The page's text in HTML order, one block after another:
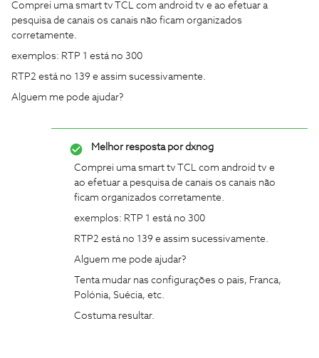
Comprei uma smart tv TCL com android tv e ao efetuar a
pesquisa de canais os canais não ficam organizados
corretamente.
exemplos: RTP 1 está no 300
RTP2 está no 139 e assim sucessivamente.
Alguem me pode ajudar?
Melhor resposta pordxnog
Comprei uma smart tv TCL com android tv e
ao efetuar a pesquisa de canais os canais não
ficam organizados corretamente.
exemplos: RTP 1 está no 300
RTP2 está no 139 e assim sucessivamente.
Alguem me pode ajudar?
Tenta mudar nas configurações o pais, Franca,
Polónia, Suécia, etc.
Costuma resultar.